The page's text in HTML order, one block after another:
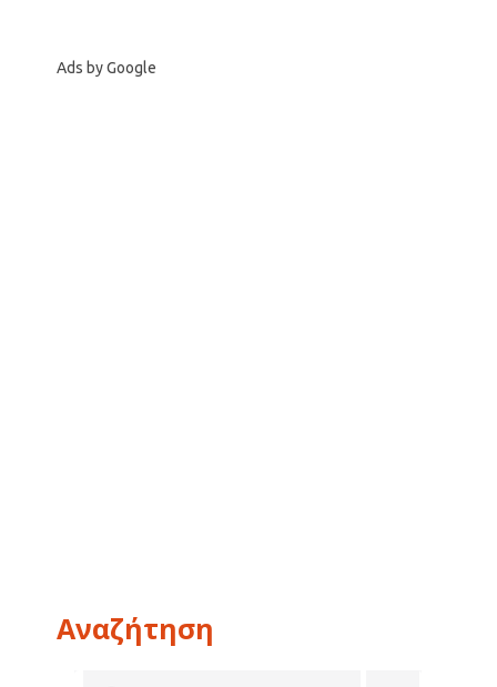
Ads by Google
Αναζήτηση